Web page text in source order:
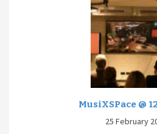
MusiXSPace @
25 February